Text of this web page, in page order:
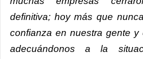
definitiva; hoy más que
confianza en nuestra gente y
adecuándonos a la